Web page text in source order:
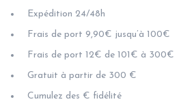
Expédition 24/48h
Frais de port 9,90€ jusqu’à 100€
Frais de port 12€ de 101€ à 300€
Gratuit à partir de 300 €
Cumulez des € fidélité